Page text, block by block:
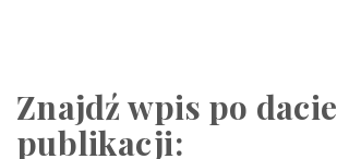
Znajdź wpis po dacie
publikacji: